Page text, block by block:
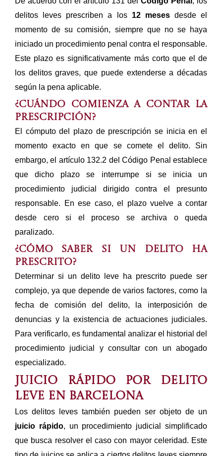
delitos leves prescriben a los 12 mesesdesde el
momento de su comisión, siempre que no se haya
iniciado un procedimiento penal contra el responsable.
Este plazo es significativamente más corto que el de
los delitos graves, que puede extenderse a décadas
según la pena aplicable.
¿Cuándo comienza a contar la
prescripción?
El cómputo del plazo de prescripción se inicia en el
momento exacto en que se comete el delito. Sin
embargo, el artículo 132.2 del Código Penal establece
que dicho plazo se interrumpe si se inicia un
procedimiento judicial dirigido contra el presunto
responsable. En ese caso, el plazo vuelve a contar
desde cero si el proceso se archiva o queda
paralizado.
¿Cómo saber si un delito ha
prescrito?
Determinar si un delito leve ha prescrito puede ser
complejo, ya que depende de varios factores, como la
fecha de comisión del delito, la interposición de
denuncias y la existencia de actuaciones judiciales.
Para verificarlo, es fundamental analizar el historial del
procedimiento judicial y consultar con un abogado
especializado.
Juicio rápido por delito
leve en Barcelona
Los delitos leves también pueden ser objeto de un
juicio rápido, un procedimiento judicial simplificado
que busca resolver el caso con mayor celeridad. Este